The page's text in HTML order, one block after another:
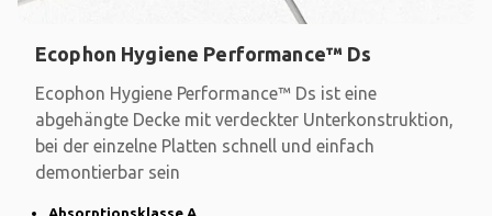
Ecophon Hygiene Performance™ Ds
Ecophon Hygiene Performance™ Ds ist eine
abgehängte Decke mit verdeckter Unterkonstruktion,
bei der einzelne Platten schnell und einfach
demontierbar sein